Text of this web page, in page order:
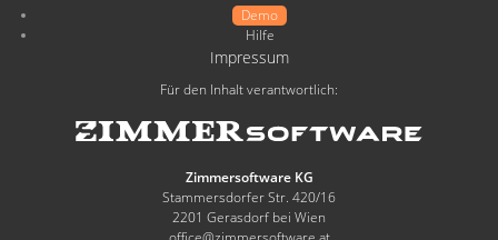
Demo
Hilfe
Impressum
Für den Inhalt verantwortlich:
Zimmersoftware KG
Stammersdorfer Str. 420/16
2201 Gerasdorf bei Wien